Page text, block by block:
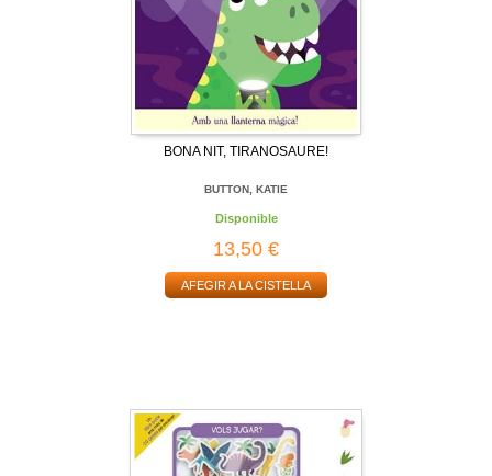
BONA NIT, TIRANOSAURE!
BUTTON, KATIE
Disponible
13,50 €
AFEGIR A LA CISTELLA